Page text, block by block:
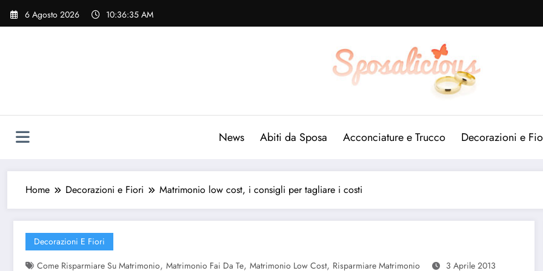
Vai
6 Agosto 2026 10:36:36 AM
News Abiti da Sposa Acconciature e Trucco Decorazioni e
Home Decorazioni e Fiori Matrimonio low cost, i consigli per tagliare i costi
Decorazioni E Fiori
Come Risparmiare Su Matrimonio, Matrimonio Fai Da Te, Matrimonio Low Cost, Risparmiare Matrimonio 3 Aprile 2013